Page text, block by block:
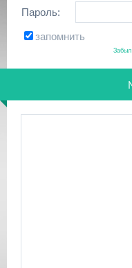
Пароль:
запомнить